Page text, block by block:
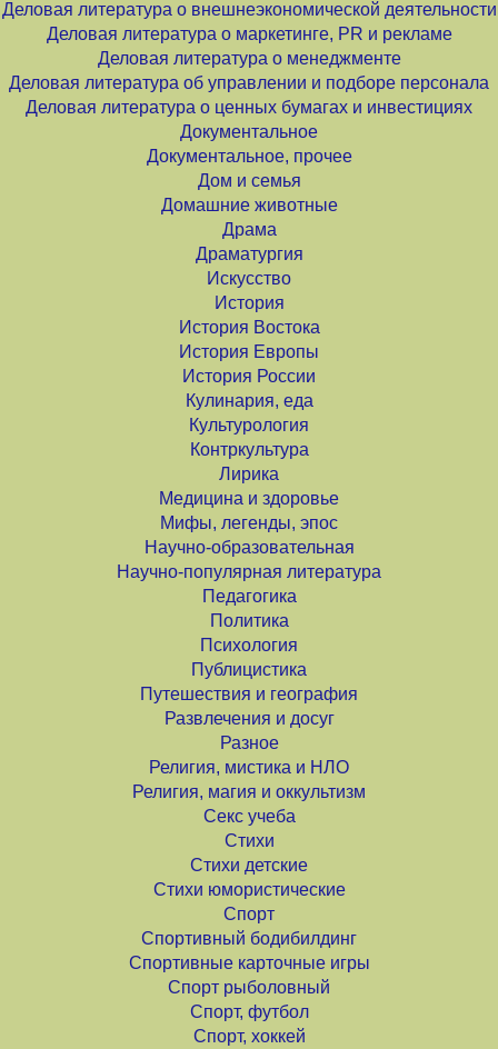
Деловая литература о внешнеэкономической деятельности
Деловая литература о маркетинге, PR и рекламе
Деловая литература о менеджменте
Деловая литература об управлении и подборе персонала
Деловая литература о ценных бумагах и инвестициях
Документальное
Документальное, прочее
Дом и семья
Домашние животные
Драма
Драматургия
Искусство
История
История Востока
История Европы
История России
Кулинария, еда
Культурология
Контркультура
Лирика
Медицина и здоровье
Мифы, легенды, эпос
Научно-образовательная
Научно-популярная литература
Педагогика
Политика
Психология
Публицистика
Путешествия и география
Развлечения и досуг
Разное
Религия, мистика и НЛО
Религия, магия и оккультизм
Секс учеба
Стихи
Стихи детские
Стихи юмористические
Спорт
Спортивный бодибилдинг
Спортивные карточные игры
Спорт рыболовный
Спорт, футбол
Спорт, хоккей